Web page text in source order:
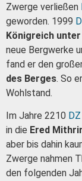
Zwerge verließen
geworden. 1999
Königreich
neue Bergwerke
fand er den
des Berges. So
Wohlstand.
Im Jahre 2210 DZ
in die Ered
aber bis dahin
Zwerge nahmen
den folgenden